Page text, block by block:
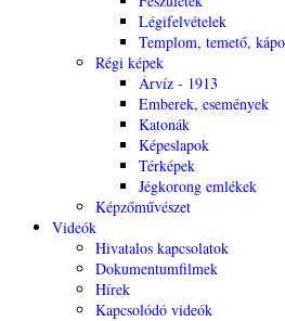
Légifelvételek
Templom, temető,
Régi képek
Árvíz - 1913
Emberek, események
Katonák
Képeslapok
Térképek
Jégkorong emlékek
Képzőművészet
Videók
Hivatalos kapcsolatok
Dokumentumfilmek
Hírek
Kapcsolódó videók